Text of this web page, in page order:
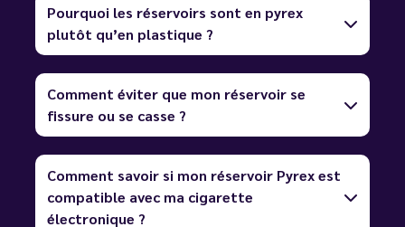
Pourquoi les réservoirs sont en pyrex
plutôt qu’en plastique ?
Comment éviter que mon réservoir se
fissure ou se casse ?
Comment savoir si mon réservoir Pyrex est
compatible avec ma cigarette
électronique ?